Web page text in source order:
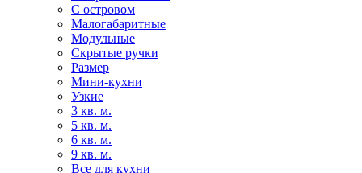
С островом
Малогабаритные
Модульные
Скрытые ручки
Размер
Мини-кухни
Узкие
3 кв. м.
5 кв. м.
6 кв. м.
9 кв. м.
Все для кухни